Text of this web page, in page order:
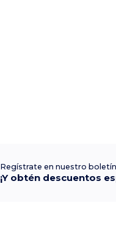
Regístrate en nuestro boletín
¡Y obtén descuentos